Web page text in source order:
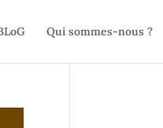
Qui sommes-nous ?